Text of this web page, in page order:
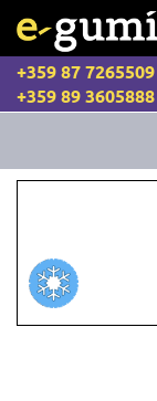
+359 87 7265509
+359 89 3605888